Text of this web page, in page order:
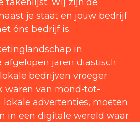
takenlijst. Wij zijn de
je staat en jouw bedrijf
óns bedrijf is.
in
afgelopen jaren drastisch
bedrijven vroeger
waren van mond-tot-
advertenties, moeten
in een digitale wereld waar